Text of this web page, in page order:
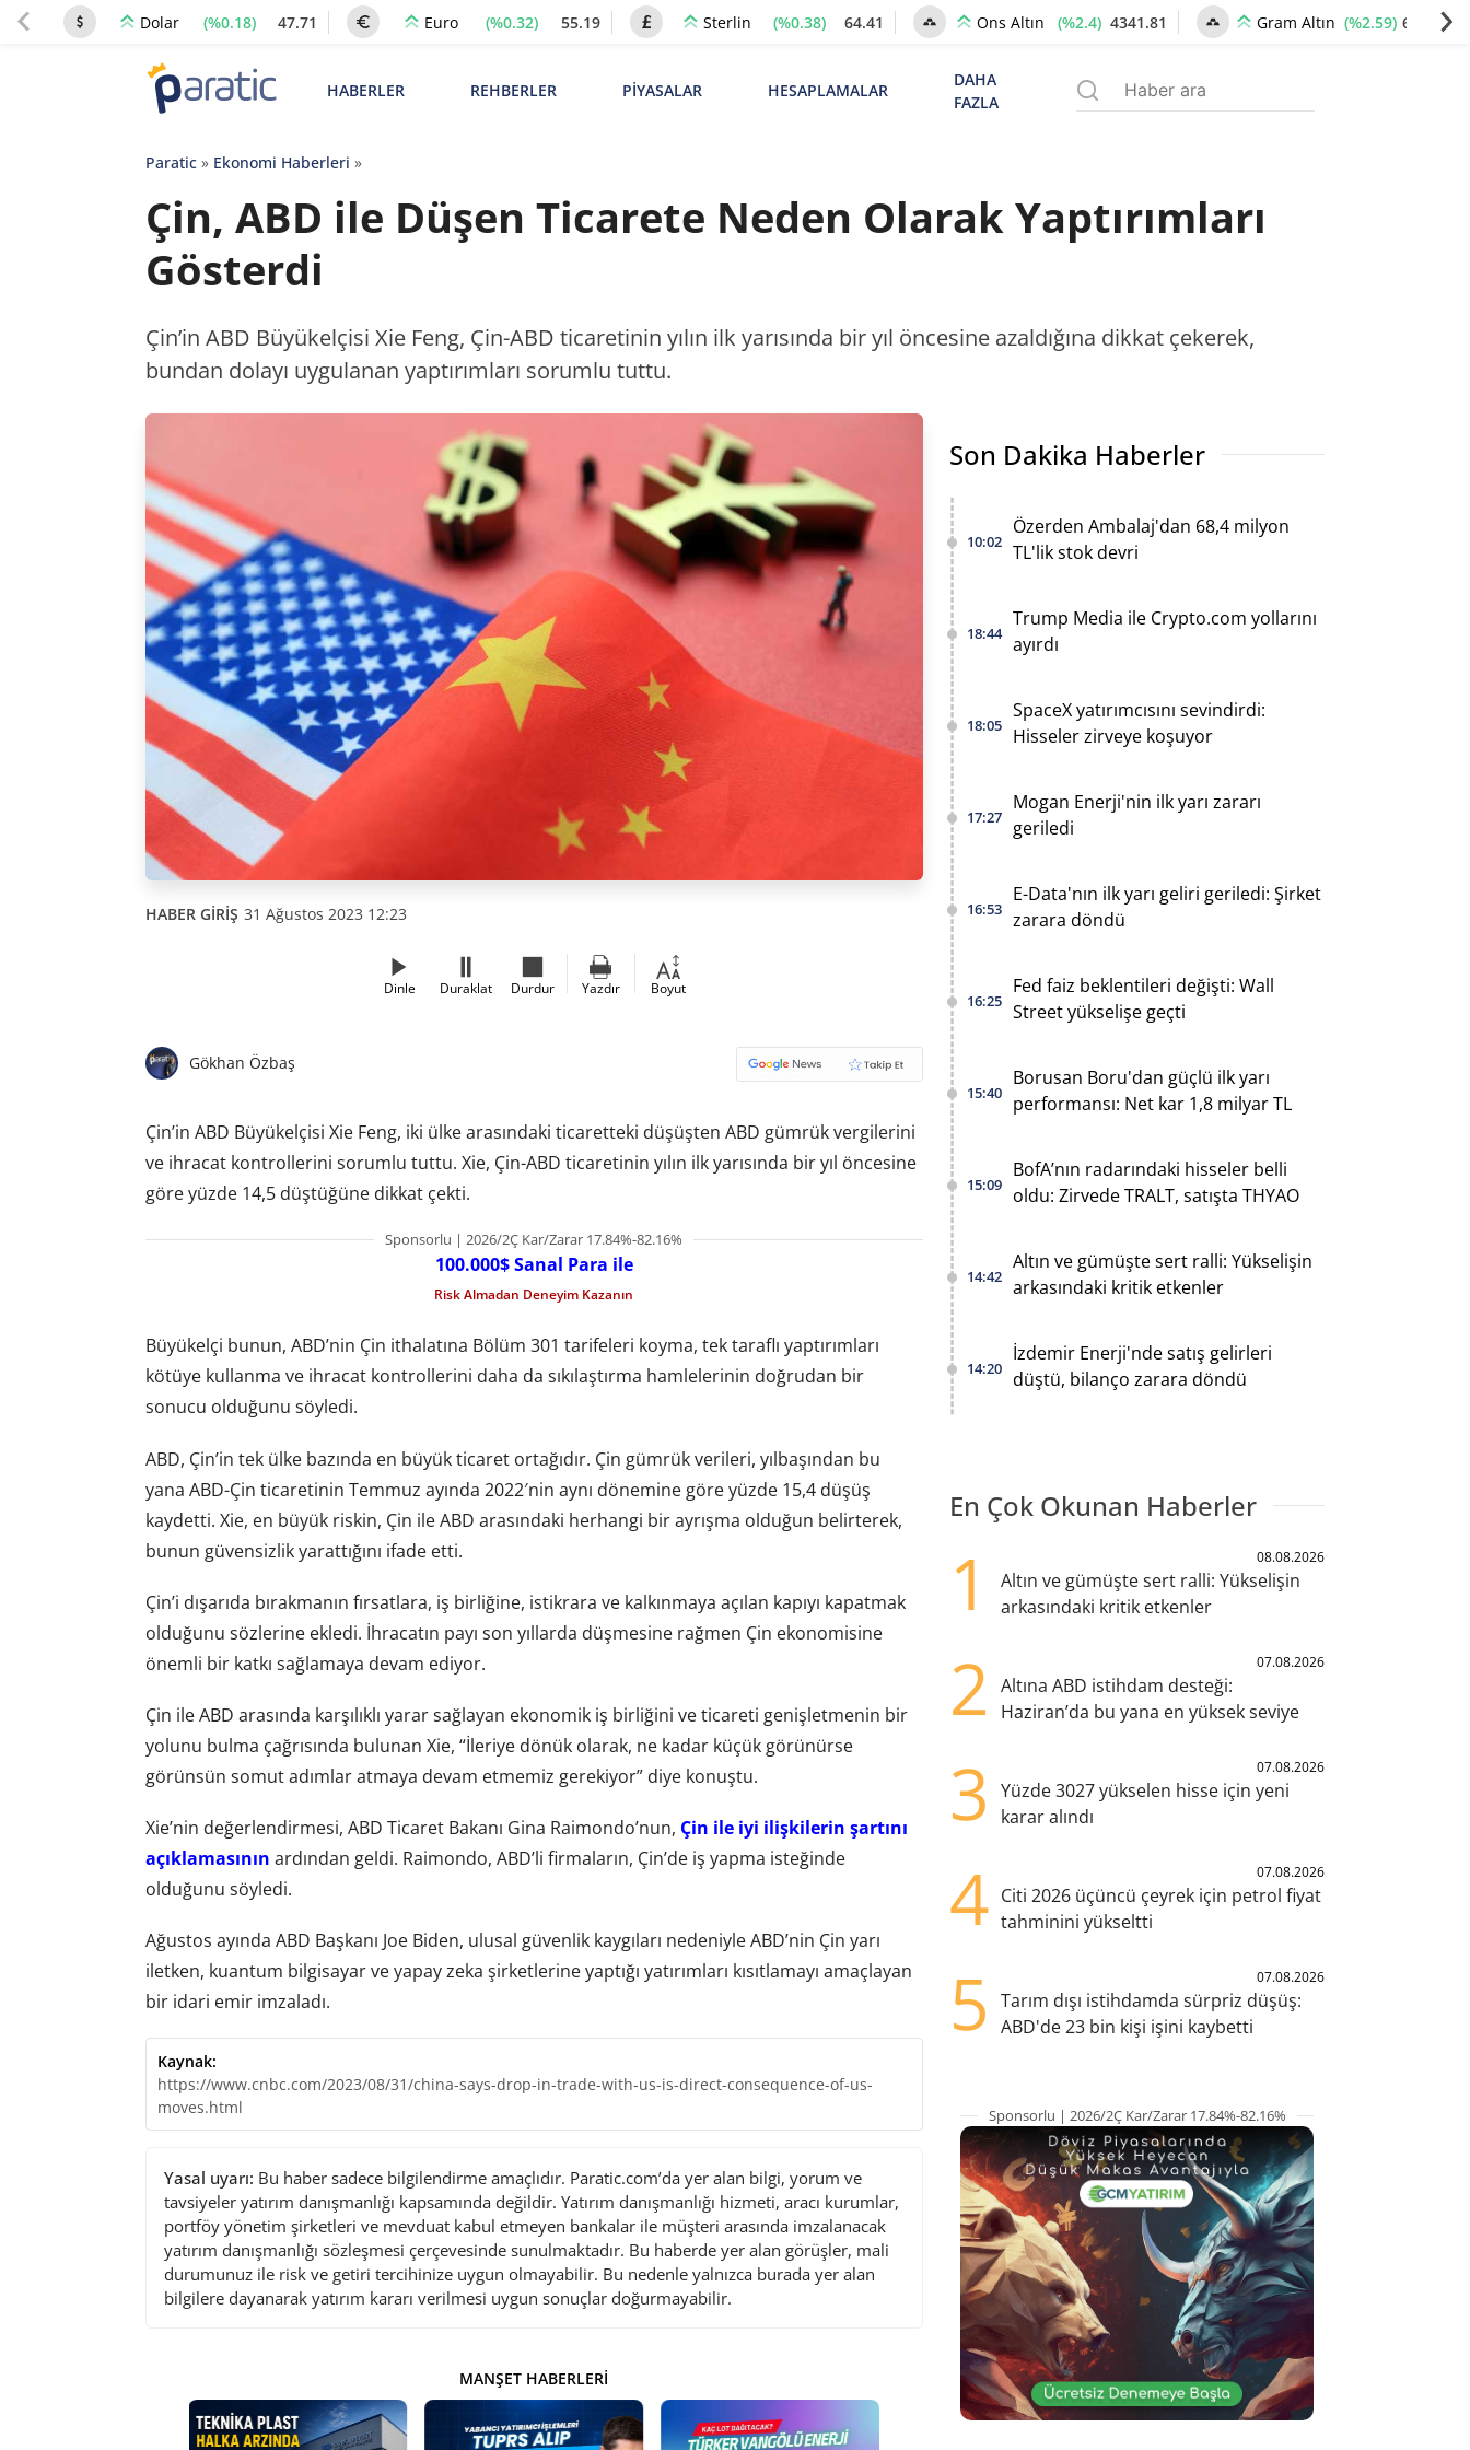
Dolar (%0.18) 47.71 Euro (%0.32) 55.19 Sterlin (%0.38) 64.41 Ons Altın (%2.4) 4341.81 Gram Altın (%2.59) 6660.55
HABERLER REHBERLER PİYASALAR HESAPLAMALAR
DAHA
FAZLA
Paratic» Ekonomi Haberleri »
Çin, ABD ile Düşen Ticarete Neden Olarak Yaptırımları
Gösterdi
Çin’in ABD Büyükelçisi Xie Feng, Çin-ABD ticaretinin yılın ilk yarısında bir yıl öncesine azaldığına dikkat çekerek,
bundan dolayı uygulanan yaptırımları sorumlu tuttu.
HABER GİRİŞ 31 Ağustos 2023 12:23
Dinle Duraklat Durdur Yazdır Boyut
Gökhan Özbaş
Çin’in ABD Büyükelçisi Xie Feng, iki ülke arasındaki ticaretteki düşüşten ABD gümrük vergilerini
ve ihracat kontrollerini sorumlu tuttu. Xie, Çin-ABD ticaretinin yılın ilk yarısında bir yıl öncesine
göre yüzde 14,5 düştüğüne dikkat çekti.
Sponsorlu | 2026/2Ç Kar/Zarar 17.84%-82.16%
100.000$ Sanal Para ile
Risk Almadan Deneyim Kazanın
Büyükelçi bunun, ABD’nin Çin ithalatına Bölüm 301 tarifeleri koyma, tek taraflı yaptırımları
kötüye kullanma ve ihracat kontrollerini daha da sıkılaştırma hamlelerinin doğrudan bir
sonucu olduğunu söyledi.
ABD, Çin’in tek ülke bazında en büyük ticaret ortağıdır. Çin gümrük verileri, yılbaşından bu
yana ABD-Çin ticaretinin Temmuz ayında 2022′nin aynı dönemine göre yüzde 15,4 düşüş
kaydetti. Xie, en büyük riskin, Çin ile ABD arasındaki herhangi bir ayrışma olduğun belirterek,
bunun güvensizlik yarattığını ifade etti.
Çin’i dışarıda bırakmanın fırsatlara, iş birliğine, istikrara ve kalkınmaya açılan kapıyı kapatmak
olduğunu sözlerine ekledi. İhracatın payı son yıllarda düşmesine rağmen Çin ekonomisine
önemli bir katkı sağlamaya devam ediyor.
Çin ile ABD arasında karşılıklı yarar sağlayan ekonomik iş birliğini ve ticareti genişletmenin bir
yolunu bulma çağrısında bulunan Xie, “İleriye dönük olarak, ne kadar küçük görünürse
görünsün somut adımlar atmaya devam etmemiz gerekiyor” diye konuştu.
Xie’nin değerlendirmesi, ABD Ticaret Bakanı Gina Raimondo’nun, Çin ile iyi ilişkilerin şartını
açıklamasının ardından geldi. Raimondo, ABD’li firmaların, Çin’de iş yapma isteğinde
olduğunu söyledi.
Ağustos ayında ABD Başkanı Joe Biden, ulusal güvenlik kaygıları nedeniyle ABD’nin Çin yarı
iletken, kuantum bilgisayar ve yapay zeka şirketlerine yaptığı yatırımları kısıtlamayı amaçlayan
bir idari emir imzaladı.
Kaynak:
https://www.cnbc.com/2023/08/31/china-says-drop-in-trade-with-us-is-direct-consequence-of-us-
moves.html
Yasal uyarı: Bu haber sadece bilgilendirme amaçlıdır. Paratic.com’da yer alan bilgi, yorum ve
tavsiyeler yatırım danışmanlığı kapsamında değildir. Yatırım danışmanlığı hizmeti, aracı kurumlar,
portföy yönetim şirketleri ve mevduat kabul etmeyen bankalar ile müşteri arasında imzalanacak
yatırım danışmanlığı sözleşmesi çerçevesinde sunulmaktadır. Bu haberde yer alan görüşler, mali
durumunuz ile risk ve getiri tercihinize uygun olmayabilir. Bu nedenle yalnızca burada yer alan
bilgilere dayanarak yatırım kararı verilmesi uygun sonuçlar doğurmayabilir.
MANŞET HABERLERI
Son Dakika Haberler
10:02
Özerden Ambalaj'dan 68,4 milyon
TL'lik stok devri
18:44
Trump Media ile Crypto.com yollarını
ayırdı
18:05
SpaceX yatırımcısını sevindirdi:
Hisseler zirveye koşuyor
17:27
Mogan Enerji'nin ilk yarı zararı
geriledi
16:53
E-Data'nın ilk yarı geliri geriledi: Şirket
zarara döndü
16:25
Fed faiz beklentileri değişti: Wall
Street yükselişe geçti
15:40
Borusan Boru'dan güçlü ilk yarı
performansı: Net kar 1,8 milyar TL
15:09
BofA’nın radarındaki hisseler belli
oldu: Zirvede TRALT, satışta THYAO
14:42
Altın ve gümüşte sert ralli: Yükselişin
arkasındaki kritik etkenler
14:20
İzdemir Enerji'nde satış gelirleri
düştü, bilanço zarara döndü
En Çok Okunan Haberler
1 08.08.2026
Altın ve gümüşte sert ralli: Yükselişin
arkasındaki kritik etkenler
2 07.08.2026
Altına ABD istihdam desteği:
Haziran’da bu yana en yüksek seviye
3 07.08.2026
Yüzde 3027 yükselen hisse için yeni
karar alındı
4 07.08.2026
Citi 2026 üçüncü çeyrek için petrol fiyat
tahminini yükseltti
5 07.08.2026
Tarım dışı istihdamda sürpriz düşüş:
ABD'de 23 bin kişi işini kaybetti
Sponsorlu | 2026/2Ç Kar/Zarar 17.84%-82.16%